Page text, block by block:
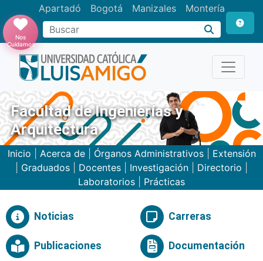
Apartadó Bogotá Manizales Montería
Buscar
Nos
Cuidamos
Facultad de Ingenierías y
Arquitectura
Inicio Acerca de| Órganos Administrativos| Extensión
Graduados Docentes Investigación Directorio
Laboratorios
Prácticas
Noticias Carreras
Publicaciones Documentación